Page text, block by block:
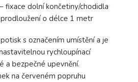
– fixace dolní končetiny/chodidla
o délce 1 metr
s označením umístění a je
rychloupínací
a bezpečné upevnění.
na červeném popruhu